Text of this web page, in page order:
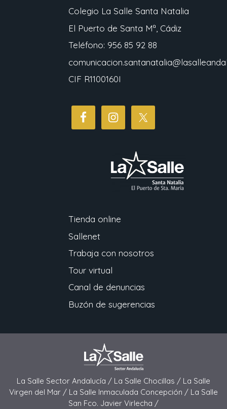
Colegio La Salle Santa Natalia
El Puerto de Santa Mª, Cádiz
Teléfono: 956 85 92 88
CIF R1100160I
Tienda online
Sallenet
Trabaja con nosotros
Tour virtual
Canal de denuncias
Buzón de sugerencias
La Salle Sector Andalucía / La Salle Chocillas / La Salle
Virgen del Mar / La Salle Inmaculada Concepción / La Salle
San Fco. Javier Virlecha /